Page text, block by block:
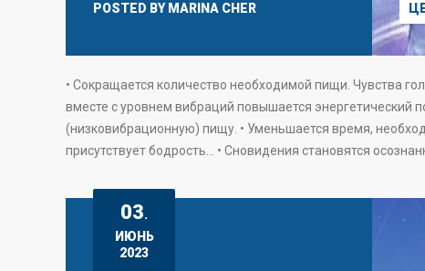
POSTED BY MARINA CHER
• Сокращается количество необходимой пищи. Чувства
вместе с уровнем вибраций повышается энергетический
(низковибрационную) пищу. • Уменьшается время,
присутствует бодрость… • Сновидения становятся
03.
ИЮНЬ
2023